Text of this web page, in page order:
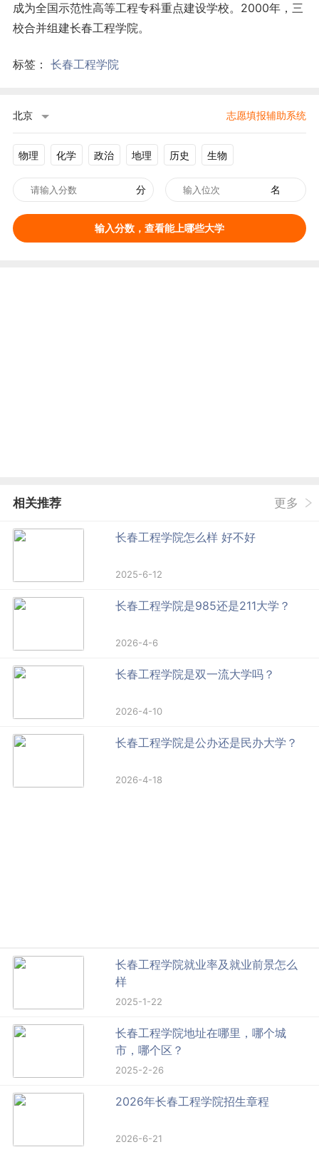
成为全国示范性高等工程专科重点建设学校。2000年，三
校合并组建长春工程学院。
标签： 长春工程学院
北京 志愿填报辅助系统
物理 化学 政治 地理 历史 生物
分 名
输入分数，查看能上哪些大学
相关推荐 更多
长春工程学院怎么样 好不好
2025-6-12
长春工程学院是985还是211大学？
2026-4-6
长春工程学院是双一流大学吗？
2026-4-10
长春工程学院是公办还是民办大学？
2026-4-18
长春工程学院就业率及就业前景怎么
样
2025-1-22
长春工程学院地址在哪里，哪个城
市，哪个区？
2025-2-26
2026年长春工程学院招生章程
2026-6-21